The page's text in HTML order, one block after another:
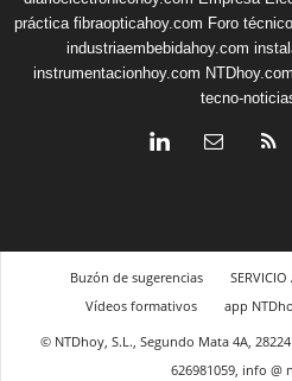
práctica fibraopticahoy.com Foro
industriaembebidahoy.com
instrumentacionhoy.com NTDhoy.com
tecno-
Buzón de sugerencias SERVICIO
Vídeos formativos
app
© NTDhoy, S.L., Segundo Mata 4A,
626981059, info @